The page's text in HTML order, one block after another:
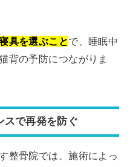
具を選ぶことで、睡眠中
背の予防につながりま
スで再発を防ぐ
整骨院では、施術によっ